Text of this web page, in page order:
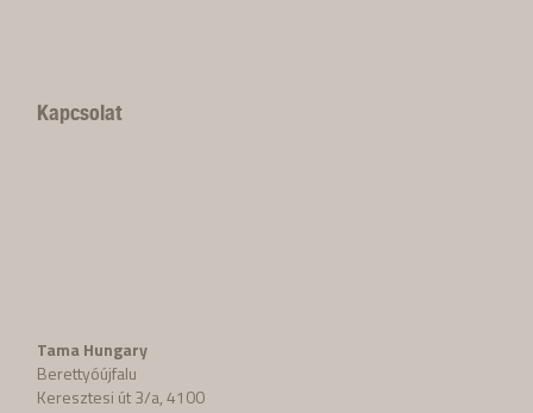
Kapcsolat
Tama Hungary
Berettyóújfalu
Keresztesi út 3/a, 4100